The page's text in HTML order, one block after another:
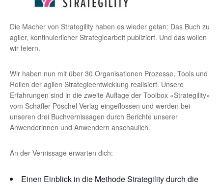
Die Macher von Strategility haben es wieder getan: Das Buch zu
agiler, kontinuierlicher Strategiearbeit publiziert. Und das wollen
wir feiern.
Wir haben nun mit über 30 Organisationen Prozesse, Tools und
Rollen der agilen Strategieentwicklung realisiert. Unsere
Erfahrungen sind in die zweite Auflage der Toolbox «Strategility»
vom Schäffer Pöschel Verlag eingeflossen und werden bei
unseren drei Buchvernissagen durch Berichte unserer
Anwenderinnen und Anwendern anschaulich.
An der Vernissage erwarten dich:
Einen Einblick in die Methode Strategility durch die